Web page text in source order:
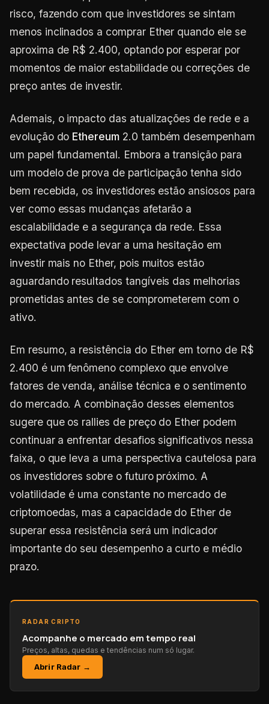
risco, fazendo com que investidores se sintam
menos inclinados a comprar Ether quando ele se
aproxima de R$ 2.400, optando por esperar por
momentos de maior estabilidade ou correções de
preço antes de investir.
Ademais, o impacto das atualizações de rede e a
evolução do Ethereum2.0 também desempenham
um papel fundamental. Embora a transição para
um modelo de prova de participação tenha sido
bem recebida, os investidores estão ansiosos para
ver como essas mudanças afetarão a
escalabilidade e a segurança da rede. Essa
expectativa pode levar a uma hesitação em
investir mais no Ether, pois muitos estão
aguardando resultados tangíveis das melhorias
prometidas antes de se comprometerem com o
ativo.
Em resumo, a resistência do Ether em torno de R$
2.400 é um fenômeno complexo que envolve
fatores de venda, análise técnica e o sentimento
do mercado. A combinação desses elementos
sugere que os rallies de preço do Ether podem
continuar a enfrentar desafios significativos nessa
faixa, o que leva a uma perspectiva cautelosa para
os investidores sobre o futuro próximo. A
volatilidade é uma constante no mercado de
criptomoedas, mas a capacidade do Ether de
superar essa resistência será um indicador
importante do seu desempenho a curto e médio
prazo.
RADAR CRIPTO
Acompanhe o mercado em tempo real
Preços, altas, quedas e tendências num só lugar.
Abrir Radar →